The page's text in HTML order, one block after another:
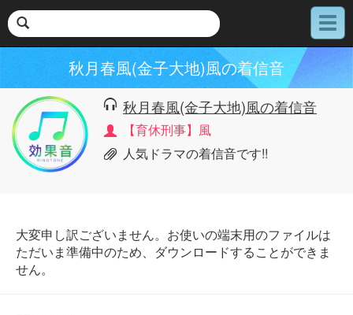
メ
ニ
秋月春風(金子大地)風の着信音
秋月春風(金子大地)風の着信音
【育休刑事】風
人気ドラマの着信音です!!
大変申し訳ございません。お使いの端末用のファイルは
ただいま準備中のため、ダウンロードすることができま
せん。